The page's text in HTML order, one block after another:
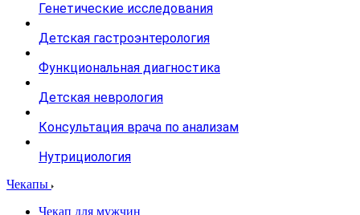
Генетические исследования
Детская гастроэнтерология
Функциональная диагностика
Детская неврология
Консультация врача по анализам
Нутрициология
Чекапы
Чекап для мужчин